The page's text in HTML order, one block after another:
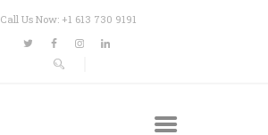
Call Us Now: +1 613 730 9191